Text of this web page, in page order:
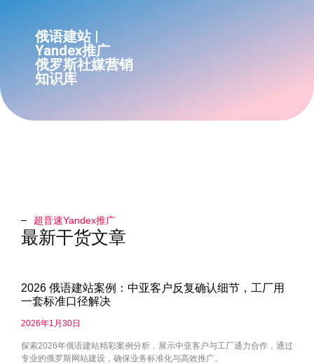
俄语建站 |
Yandex推广
俄罗斯社媒营销
知识库
超音速Yandex推广​
最新干货文章
2026 俄语建站案例：中亚客户反复确认细节，工厂用
一套标准口径解决
2026年1月30日
探索2026年俄语建站精彩案例分析，展示中亚客户与工厂通力合作，通过
专业的俄罗斯网站建设，确保业务标准化与高效推广。